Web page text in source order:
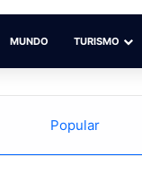
MUNDO TURISMO
Popular